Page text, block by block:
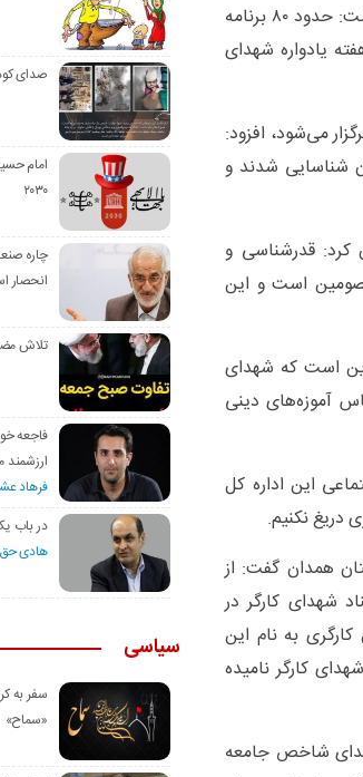
امروز (چهارشنبه) در یادواره ۴۷۰ شهید کارگر استان همدان اظهار داشت: حدود ۸۰ برنامه
یادواره شهدای
استان همدان برگزار می‌شود، افزود:
استان همدان شناسایی شدند و
کرد: قدرشناسی و
است و این
این است که شهدای
آموزه‌های دینی
این اداره کل
دریغ نکنیم.
همدان گفت: از
شهدای کارگر در
به نام این
کارگر نامیده
شاخص جامعه
صدای
امام
۲۰۳۰
چاره
انحصار
تلاش
فاجعه
ارزشمند
فرهاد
در باب
هادی
سیاسی
سفر به
«سماح»